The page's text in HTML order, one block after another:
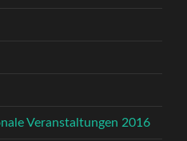
Veranstaltungen 2016